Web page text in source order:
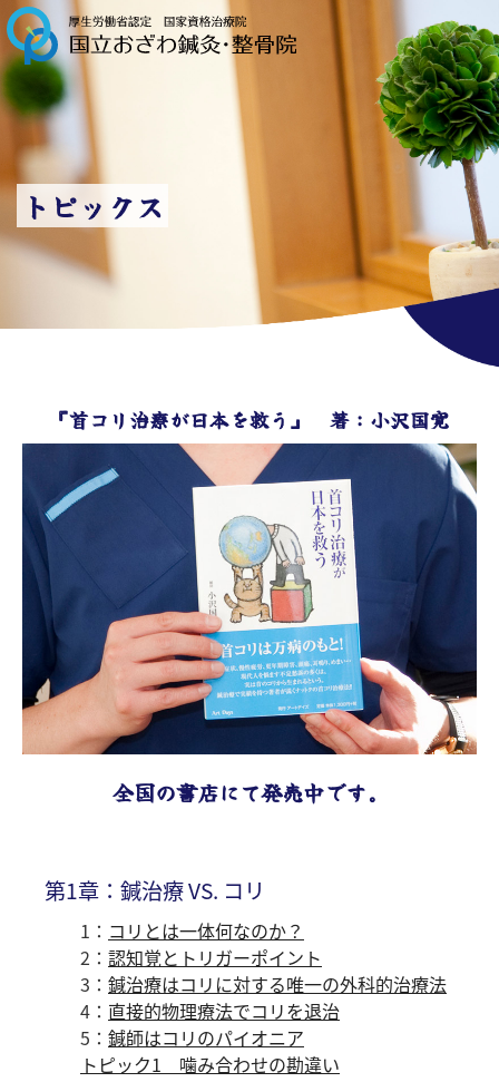
トピックス
『首コリ治療が日本を救う』 著：小沢国寛
全国の書店にて発売中です。
第1章：鍼治療 VS. コリ
1： コリとは一体何なのか？
2： 認知覚とトリガーポイント
3： 鍼治療はコリに対する唯一の外科的治療法
4： 直接的物理療法でコリを退治
5： 鍼師はコリのパイオニア
トピック1 噛み合わせの勘違い